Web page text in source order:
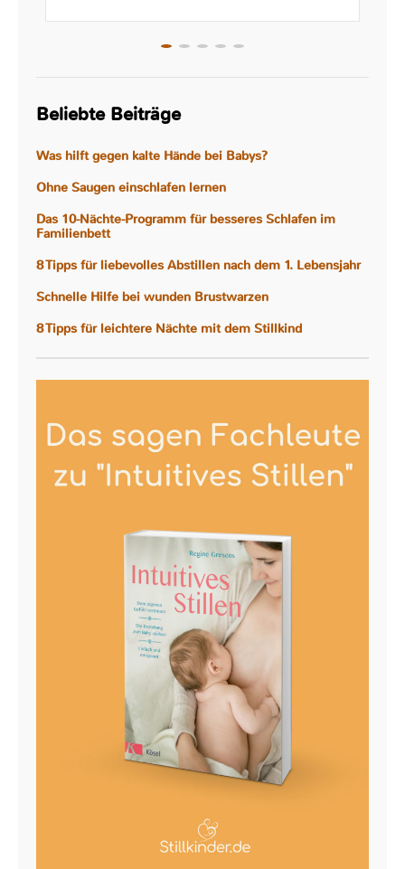
Beliebte Beiträge
Was hilft gegen kalte Hände bei Babys?
Ohne Saugen einschlafen lernen
Das 10-Nächte-Programm für besseres Schlafen im
Familienbett
8 Tipps für liebevolles Abstillen nach dem 1. Lebensjahr
Schnelle Hilfe bei wunden Brustwarzen
8 Tipps für leichtere Nächte mit dem Stillkind